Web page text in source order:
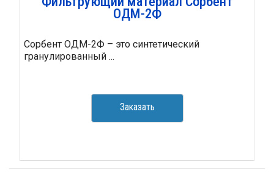
ОДМ-2Ф
Сорбент ОДМ-2Ф – это синтетический
гранулированный ...
Заказать